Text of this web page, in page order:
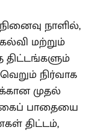
நாளில்,
மற்றும்
நிர்வாக
முதல்
பாதையை
திட்டம்,